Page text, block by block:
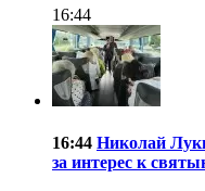
16:44
16:44 Николай
за интерес к